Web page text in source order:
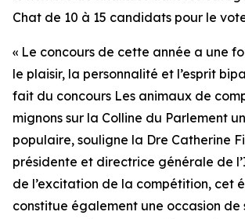
Chat de 10 à 15 candidats pour le
« Le concours de cette année a une
le plaisir, la personnalité et l’esprit
fait du concours Les animaux de
mignons sur la Colline du Parlement
populaire, souligne la Dre Catherine
présidente et directrice générale de
de l’excitation de la compétition, cet
constitue également une occasion de